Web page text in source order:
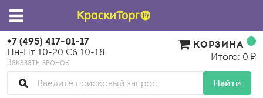
+7 (495) 417-01-17
Пн-Пт 10-20 Сб 10-18
Заказать звонок
Найти
КОРЗИНА
Итого: 0 ₽